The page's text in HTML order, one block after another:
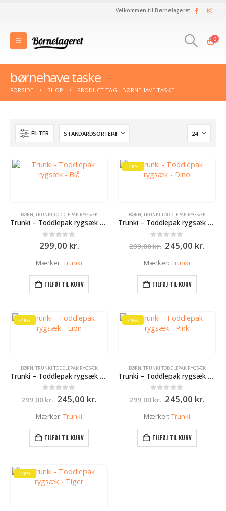
Velkommen til Børnelageret
0
børnehave taske
FORSIDE SHOP PRODUCT TAG - BØRNEHAVE TASKE
FILTER
BØRN,TRUNKI TODDLEPAK RYGSÆK
Trunki – Toddlepak rygsæk – Blå
0ud af 5
299,00 kr.
Mærker: Trunki
TILFØJ TIL KURV
-18%
BØRN,TRUNKI TODDLEPAK RYGSÆK
Trunki – Toddlepak rygsæk – Dino
ud af 5
299,00kr. Den
oprindelige
pris
299,00 kr..
245,00 kr.Den
Mærker: Trunki
TILFØJ TIL KURV
-18%
BØRN TRUNKI TODDLEPAK RYGSÆK
Trunki – Toddlepak rygsæk – Lion
ud af 5
299,00kr. Den
oprindelige
pris
var:
299,00 kr..
245,00 kr.
aktuelle
245,00 kr..
Mærker: Trunki
TILFØJ TIL KURV
-18%
BØRN TRUNKI TODDLEPAK RYGSÆK
Trunki – Toddlepak rygsæk – Pink
ud af 5
299,00kr. Den
oprindelige
pris
var:
299,00 kr..
245,00 kr.
Mærker: Trunki
TILFØJ TIL KURV
-18%
kr..